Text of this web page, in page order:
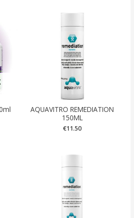
AQUAVITRO REMEDIATION
150ML
€11.50